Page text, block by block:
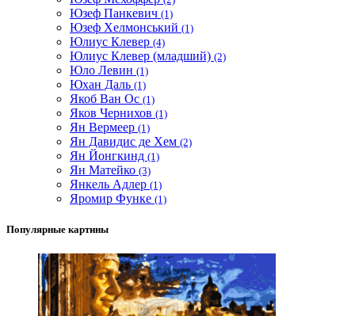
Юзеф Панкевич (1)
Юзеф Хелмонський (1)
Юлиус Клевер (4)
Юлиус Клевер (младший) (2)
Юло Левин (1)
Юхан Даль (1)
Якоб Ван Ос (1)
Яков Чернихов (1)
Ян Вермеер (1)
Ян Давидис де Хем (2)
Ян Йонгкинд (1)
Ян Матейко (3)
Янкель Адлер (1)
Яромир Функе (1)
Популярные картины